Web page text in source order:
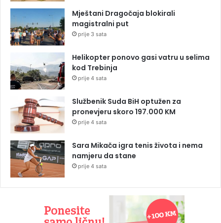
Mještani Dragočaja blokirali
magistralni put
prije 3 sata
Helikopter ponovo gasi vatru u selima
kod Trebinja
prije 4 sata
Službenik Suda BiH optužen za
pronevjeru skoro 197.000 KM
prije 4 sata
Sara Mikača igra tenis života i nema
namjeru da stane
prije 4 sata